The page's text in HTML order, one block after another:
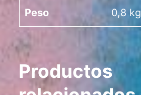
Peso 0,8 kg
Productos